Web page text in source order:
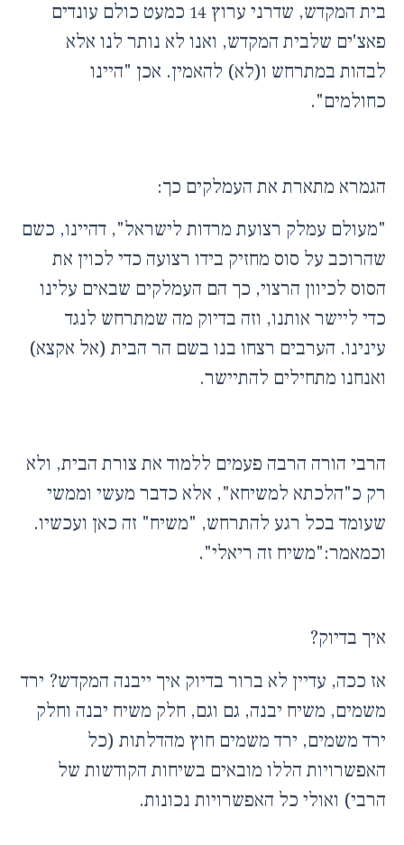
בית המקדש, שדרני ערוץ 14 כמעט כולם עונדים
פאצ'ים שלבית המקדש, ואנו לא נותר לנו אלא
לבהות במתרחש ו(לא) להאמין. אכן "היינו
כחולמים".
הגמרא מתארת את העמלקים כך:
"מעולם עמלק רצועת מרדות לישראל", דהיינו, כשם
שהרוכב על סוס מחזיק בידו רצועה כדי לכוין את
הסוס לכיוון הרצוי, כך הם העמלקים שבאים עלינו
כדי ליישר אותנו, וזה בדיוק מה שמתרחש לנגד
עינינו. הערבים רצחו בנו בשם הר הבית (אל אקצא)
ואנחנו מתחילים להתיישר.
הרבי הורה הרבה פעמים ללמוד את צורת הבית, ולא
רק כ"הלכתא למשיחא", אלא כדבר מעשי וממשי
שעומד בכל רגע להתרחש, "משיח" זה כאן ועכשיו.
וכמאמר:"משיח זה ריאלי".
איך בדיוק?
אז ככה, עדיין לא ברור בדיוק איך ייבנה המקדש? ירד
משמים, משיח יבנה, גם וגם, חלק משיח יבנה וחלק
ירד משמים, ירד משמים חוץ מהדלתות (כל
האפשרויות הללו מובאים בשיחות הקודשות של
הרבי) ואולי כל האפשרויות נכונות.